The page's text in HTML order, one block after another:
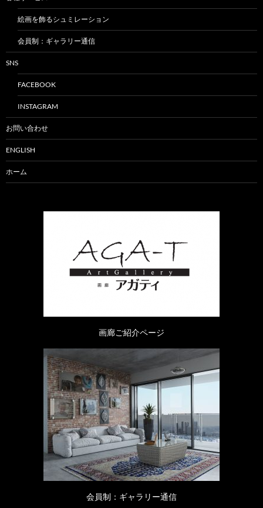
絵画を飾るシュミレーション
会員制：ギャラリー通信
SNS
FACEBOOK
INSTAGRAM
お問い合わせ
ENGLISH
ホーム
画廊ご紹介ページ
会員制：ギャラリー通信